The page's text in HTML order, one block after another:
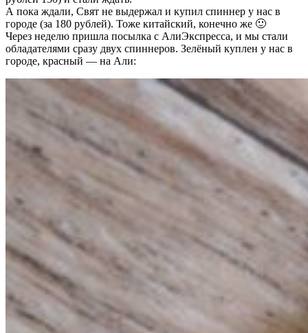
А пока ждали, Свят не выдержал и купил спиннер у нас в
городе (за 180 рублей). Тоже китайский, конечно же 🙂
Через неделю пришла посылка с АлиЭкспресса, и мы стали
обладателями сразу двух спиннеров. Зелёный куплен у нас в
городе, красный — на Али: